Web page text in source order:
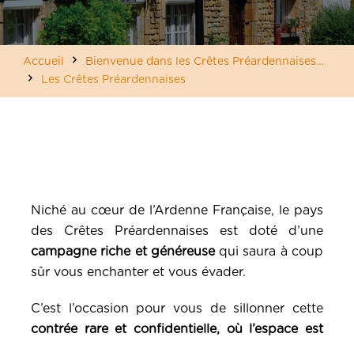
Accueil
Bienvenue dans les Crêtes Préardennaises…
Les Crêtes Préardennaises
Niché au cœur de l’Ardenne Française, le pays
des Crêtes Préardennaises est doté d’une
campagne riche et généreusequi saura à coup
sûr vous enchanter et vous évader.
C’est l’occasion pour vous de sillonner cette
contrée rare et confidentielle, où l’espace est